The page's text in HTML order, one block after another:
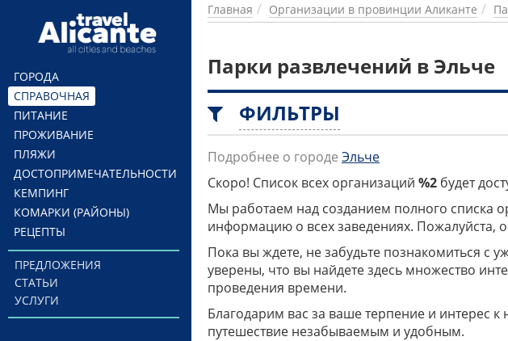
Перейти к основному содержанию
ГОРОДА
СПРАВОЧНАЯ
ПИТАНИЕ
ПРОЖИВАНИЕ
ПЛЯЖИ
ДОСТОПРИМЕЧАТЕЛЬНОСТИ
КЕМПИНГ
КОМАРКИ (РАЙОНЫ)
РЕЦЕПТЫ
ПРЕДЛОЖЕНИЯ
СТАТЬИ
УСЛУГИ
Главная Организации в провинции Аликанте
Парки развлечений в Эльче
ФИЛЬТРЫ
Подробнее о городе Эльче
Скоро! Список всех организаций %2 будет
Мы работаем над созданием полного списка
информацию о всех заведениях. Пожалуйста,
Пока вы ждете, не забудьте познакомиться
уверены, что вы найдете здесь множество
проведения времени.
Благодарим вас за ваше терпение и интерес
путешествие незабываемым и удобным.